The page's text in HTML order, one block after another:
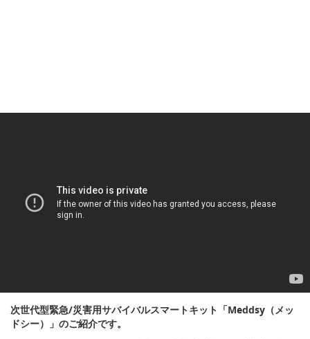
次世代型緊急/災害用サバイバルスマートキット「Meddsy（メッ
ドシー）」のご紹介です。